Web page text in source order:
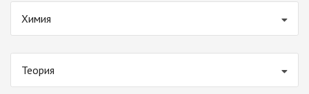
Химия
Теория